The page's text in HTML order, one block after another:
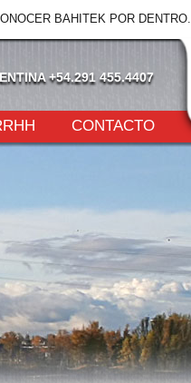
CONTACTO
+54.291 455.4407
BAHITEK POR DENTRO.